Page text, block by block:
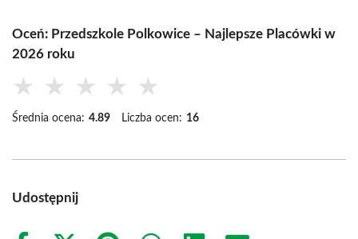
Oceń: Przedszkole Polkowice – Najlepsze Placówki w
2026 roku
★ ★ ★ ★ ★
Średnia ocena: 4.89 Liczba ocen: 16
Udostępnij